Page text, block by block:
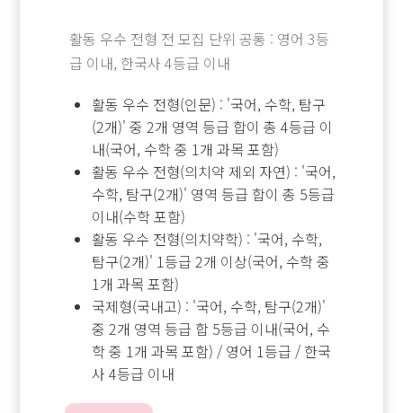
활동 우수 전형 전 모집 단위 공통 : 영어 3등
급 이내, 한국사 4등급 이내
활동 우수 전형(인문) : '국어, 수학, 탐구
(2개)' 중 2개 영역 등급 합이 총 4등급 이
내(국어, 수학 중 1개 과목 포함)
활동 우수 전형(의치약 제외 자연) : '국어,
수학, 탐구(2개)' 영역 등급 합이 총 5등급
이내(수학 포함)
활동 우수 전형(의치약학) : '국어, 수학,
탐구(2개)' 1등급 2개 이상(국어, 수학 중
1개 과목 포함)
국제형(국내고) : '국어, 수학, 탐구(2개)'
중 2개 영역 등급 합 5등급 이내(국어, 수
학 중 1개 과목 포함) / 영어 1등급 / 한국
사 4등급 이내